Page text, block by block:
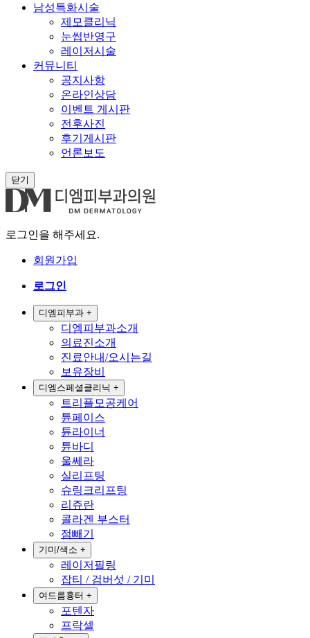
남성특화시술
제모클리닉
눈썹반영구
레이저시술
커뮤니티
공지사항
온라인상담
이벤트 게시판
전후사진
후기게시판
언론보도
닫기
로그인을 해주세요.
회원가입
로그인
디엠피부과 +
디엠피부과소개
의료진소개
진료안내/오시는길
보유장비
디엠스페셜클리닉 +
트리플모공케어
튠페이스
튠라이너
튠바디
울쎄라
실리프팅
슈링크리프팅
리쥬란
콜라겐 부스터
점빼기
기미/색소 +
레이저필링
잡티 / 검버섯 / 기미
여드름흉터 +
포텐자
프락셀